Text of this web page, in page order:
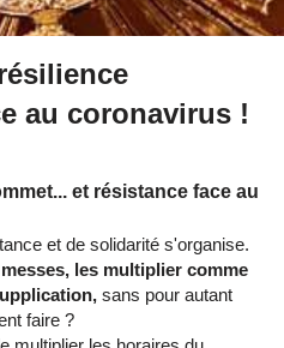
au coronavirus !
et résistance face au
et de solidarité s'organise.
les multiplier comme
sans pour autant
faire ?